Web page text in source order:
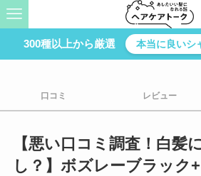
300種以上から厳選 本当に良いシ
口コミ レビュー
【悪い口コミ調査！白髪
し？】ボズレーブラック